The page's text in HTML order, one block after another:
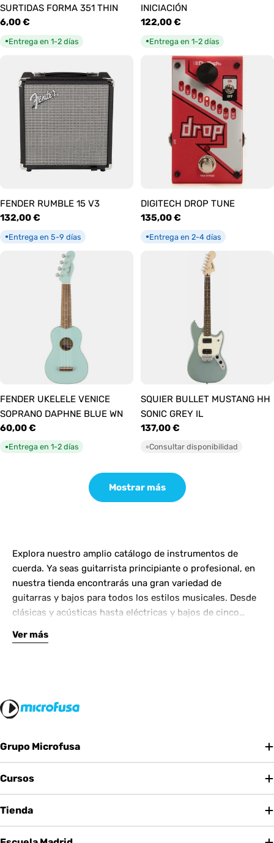
SURTIDAS FORMA 351 THIN
Precio
habitual
6,00 €
●Entrega en 1-2 días
INICIACIÓN
Precio
habitual
122,00 €
●Entrega en 1-2 días
FENDER RUMBLE 15 V3
Precio
habitual
132,00 €
●Entrega en 5-9 días
DIGITECH DROP TUNE
Precio
habitual
135,00 €
●Entrega en 2-4 días
FENDER UKELELE VENICE
SOPRANO DAPHNE BLUE WN
Precio
habitual
60,00 €
●Entrega en 1-2 días
SQUIER BULLET MUSTANG HH
SONIC GREY IL
Precio
habitual
137,00 €
○Consultar disponibilidad
Mostrar más
Explora nuestro amplio catálogo de instrumentos de
cuerda. Ya seas guitarrista principiante o profesional, en
nuestra tienda encontrarás una gran variedad de
guitarras y bajos para todos los estilos musicales. Desde
clásicas y acústicas hasta eléctricas y bajos de cinco
Complementa tu instrumento con amplificadores de
Ver más
Grupo Microfusa
Cursos
Tienda